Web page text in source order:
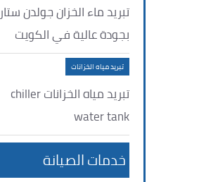
تبريد ماء الخزان جولدن ستار
بجودة عالية في الكويت
تبريد مياه الخزانات
تبريد مياه الخزانات chiller
water tank
خدمات الصيانة